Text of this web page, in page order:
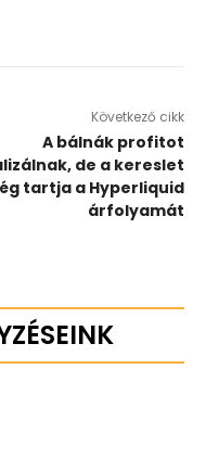
Következő cikk
A bálnák profitot
de a kereslet
tartja a Hyperliquid
árfolyamát